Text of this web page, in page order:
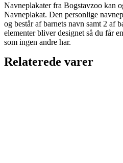
Navneplakater fra Bogstavzoo kan
Navneplakat. Den personlige
og består af barnets navn samt 2 af
elementer bliver designet så du får
som ingen andre har.
Relaterede varer